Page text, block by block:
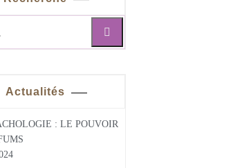
Actualités
: LE POUVOIR